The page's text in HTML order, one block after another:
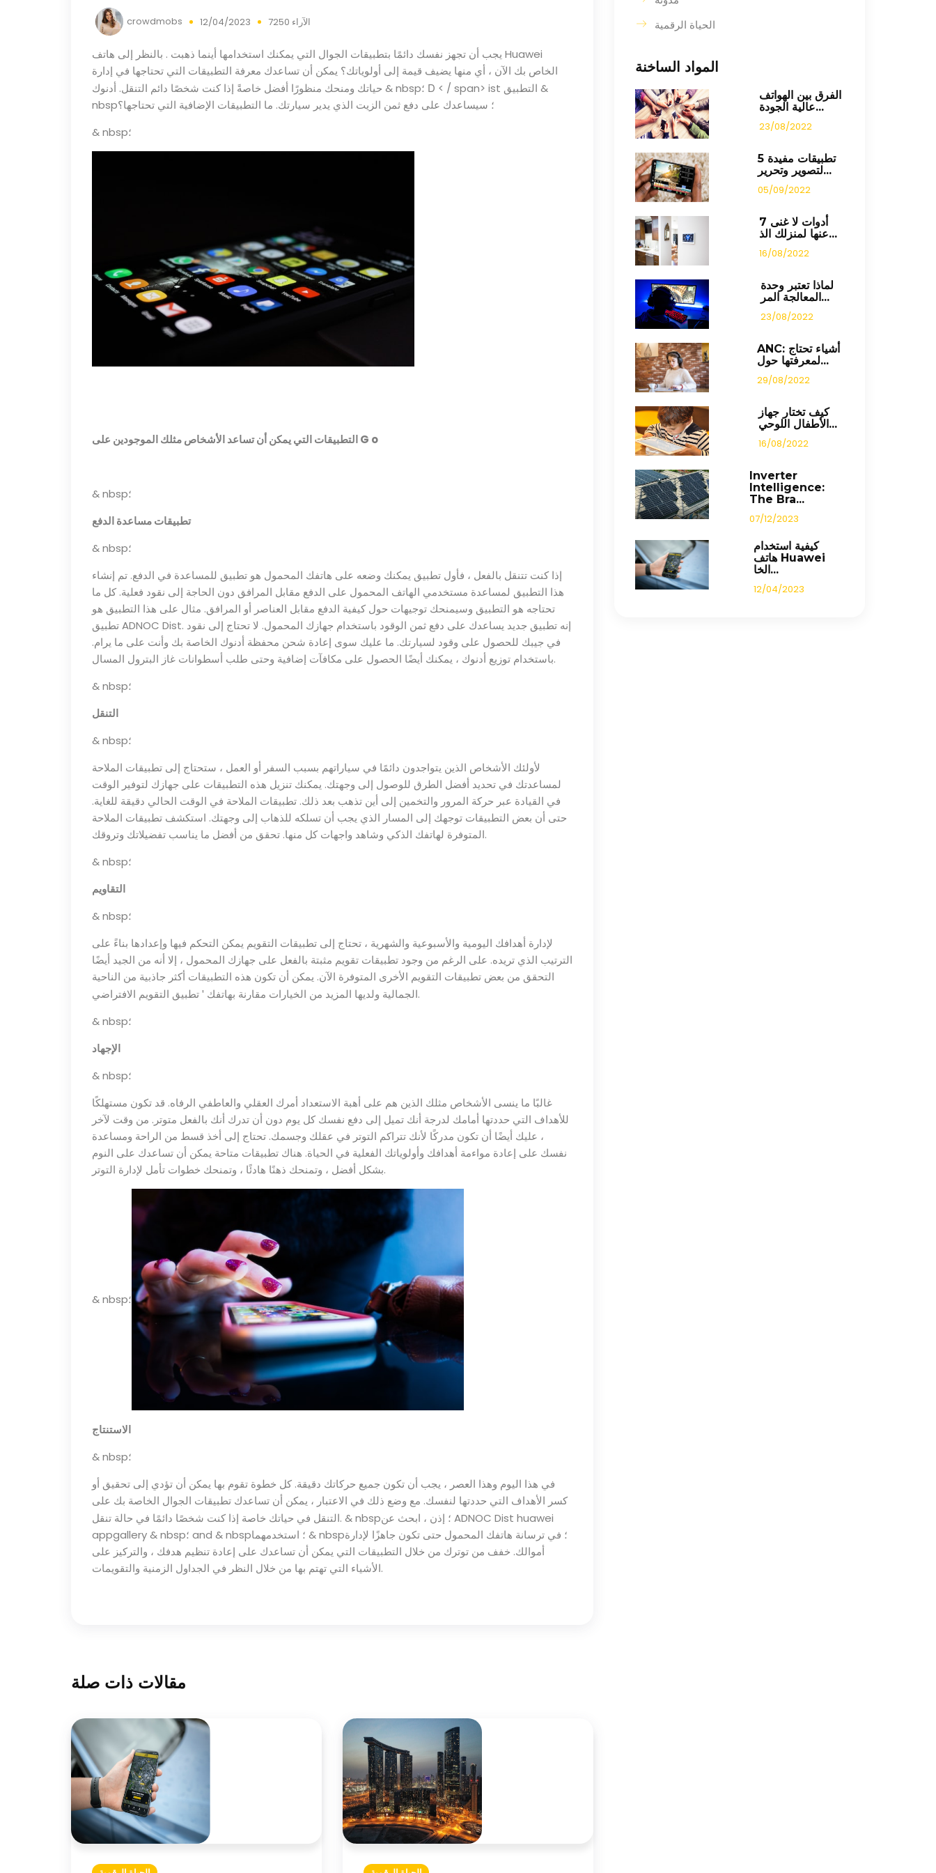
crowdmobs 12/04/2023 7250 الآراء
يجب أن تجهز نفسك دائمًا بتطبيقات الجوال التي يمكنك استخدامها أينما ذهبت . بالنظر إلى هاتف Huawei
الخاص بك الآن ، أي منها يضيف قيمة إلى أولوياتك؟ يمكن أن تساعدك معرفة التطبيقات التي تحتاجها في إدارة
حياتك ومنحك منظورًا أفضل خاصةً إذا كنت شخصًا دائم التنقل.
D < / span> ist
&
nbsp؛ سيساعدك على دفع ثمن الزيت الذي يدير سيارتك. ما التطبيقات الإضافية التي تحتاجها؟
& nbsp؛
التطبيقات التي يمكن أن تساعد الأشخاص مثلك الموجودين على G o
& nbsp؛
تطبيقات مساعدة الدفع
& nbsp؛
إذا كنت تتنقل بالفعل ، فأول تطبيق يمكنك وضعه على هاتفك المحمول هو تطبيق للمساعدة في الدفع. تم إنشاء
هذا التطبيق لمساعدة مستخدمي الهاتف المحمول على الدفع مقابل المرافق دون الحاجة إلى نقود فعلية. كل ما
تحتاجه هو التطبيق وسيمنحك توجيهات حول كيفية الدفع مقابل العناصر أو المرافق. مثال على هذا التطبيق هو
تطبيق ADNOC Dist. إنه تطبيق جديد يساعدك على دفع ثمن الوقود باستخدام جهازك المحمول. لا تحتاج إلى نقود
في جيبك للحصول على وقود لسيارتك. ما عليك سوى إعادة شحن محفظة أدنوك الخاصة بك وأنت على ما يرام.
باستخدام توزيع أدنوك
، يمكنك أيضًا الحصول على مكافآت إضافية وحتى طلب أسطوانات غاز البترول المسال.
& nbsp؛
التنقل
& nbsp؛
لأولئك الأشخاص الذين يتواجدون دائمًا في سياراتهم بسبب السفر أو العمل ، ستحتاج إلى تطبيقات الملاحة
لمساعدتك في تحديد أفضل الطرق للوصول إلى وجهتك. يمكنك تنزيل هذه التطبيقات على جهازك لتوفير الوقت
في القيادة عبر حركة المرور والتخمين إلى أين تذهب بعد ذلك. تطبيقات الملاحة في الوقت الحالي دقيقة للغاية.
حتى أن بعض التطبيقات توجهك إلى المسار الذي يجب أن تسلكه للذهاب إلى وجهتك. استكشف تطبيقات الملاحة
المتوفرة لهاتفك الذكي وشاهد واجهات كل منها. تحقق من أفضل ما يناسب تفضيلاتك وتروقك.
& nbsp؛
التقاويم
& nbsp؛
لإدارة أهدافك اليومية والأسبوعية والشهرية ، تحتاج إلى تطبيقات التقويم يمكن التحكم فيها وإعدادها بناءً على
الترتيب الذي تريده. على الرغم من وجود تطبيقات تقويم مثبتة بالفعل على جهازك المحمول ، إلا أنه من الجيد أيضًا
التحقق من بعض تطبيقات التقويم الأخرى المتوفرة الآن. يمكن أن تكون هذه التطبيقات أكثر جاذبية من الناحية
الجمالية ولديها المزيد من الخيارات مقارنة بهاتفك '
تطبيق التقويم الافتراضي.
& nbsp؛
الإجهاد
& nbsp؛
غالبًا ما ينسى الأشخاص مثلك الذين هم على أهبة الاستعداد أمرك العقلي والعاطفي الرفاه. قد تكون مستهلكًا
للأهداف التي حددتها أمامك لدرجة أنك تميل إلى دفع نفسك كل يوم دون أن تدرك أنك بالفعل متوتر. من وقت لآخر
، عليك أيضًا أن تكون مدركًا لأنك تتراكم التوتر في عقلك وجسمك. تحتاج إلى أخذ قسط من الراحة ومساعدة
نفسك على إعادة مواءمة أهدافك وأولوياتك الفعلية في الحياة. هناك تطبيقات متاحة يمكن أن تساعدك على النوم
بشكل أفضل ، وتمنحك ذهنًا هادئًا ، وتمنحك خطوات تأمل لإدارة التوتر.
& nbsp؛
الاستنتاج
& nbsp؛
في هذا اليوم وهذا العصر ، يجب أن تكون جميع حركاتك دقيقة. كل خطوة تقوم بها يمكن أن تؤدي إلى تحقيق أو
كسر الأهداف التي حددتها لنفسك. مع وضع ذلك في الاعتبار ، يمكن أن تساعدك تطبيقات الجوال الخاصة بك على
التنقل في حياتك خاصة إذا كنت شخصًا دائمًا في حالة تنقل.
& nbsp؛ ADNOC Dist huawei
appgallery & nbsp؛ and & nbsp؛ استخدمهما & nbsp؛ في ترسانة هاتفك المحمول حتى تكون جاهزًا لإدارة
أموالك. خفف من توترك من خلال التطبيقات التي يمكن أن تساعدك على إعادة تنظيم هدفك ، والتركيز على
الأشياء التي تهتم بها من خلال النظر في الجداول الزمنية والتقويمات.
مقالات ذات صلة
الحياة الرقمية
المواد الساخنة
الفرق بين الهواتف
عالية الجودة...
23/08/2022
5 تطبيقات مفيدة
لتصوير وتحرير...
05/09/2022
7 أدوات لا غنى
عنها لمنزلك الذ...
16/08/2022
لماذا تعتبر وحدة
المعالجة المر...
23/08/2022
ANC: أشياء تحتاج
لمعرفتها حول...
29/08/2022
كيف تختار جهاز
الأطفال اللوحي...
16/08/2022
Inverter
Intelligence:
The Bra...
07/12/2023
كيفية استخدام
هاتف Huawei
الخا...
12/04/2023